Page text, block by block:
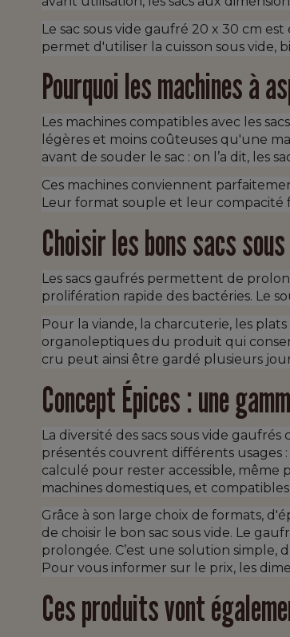
Le sac sous vide gaufré 20 x 30 cm
permet d'utiliser la cuisson sous vide,
Pourquoi les machines à
Les machines compatibles avec les
légères et moins coûteuses qu'une
avant de souder le sac : on l’a dit, les
Ces machines conviennent
Leur format souple et leur
Choisir les bons sacs
Les sacs gaufrés permettent de
prolifération rapide des bactéries. Le
Pour la viande, la charcuterie, les
organoleptiques du produit qui
cru peut ainsi être gardé plusieurs
Concept Épices : une
La diversité des sacs sous vide
présentés couvrent différents usages
calculé pour rester accessible, même
machines domestiques, et
Grâce à son large choix de formats,
de choisir le bon sac sous vide. Le
prolongée. C’est une solution
Pour vous informer sur le prix, les
Ces produits vont